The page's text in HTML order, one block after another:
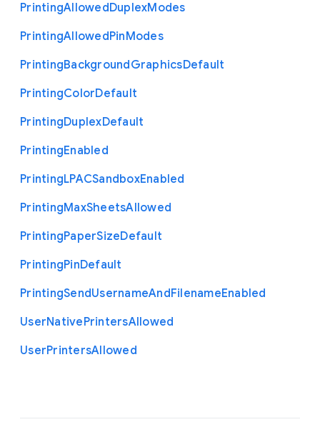
PrintingAllowedDuplexModes
PrintingAllowedPinModes
PrintingBackgroundGraphicsDefault
PrintingColorDefault
PrintingDuplexDefault
PrintingEnabled
PrintingLPACSandboxEnabled
PrintingMaxSheetsAllowed
PrintingPaperSizeDefault
PrintingPinDefault
PrintingSendUsernameAndFilenameEnabled
UserNativePrintersAllowed
UserPrintersAllowed